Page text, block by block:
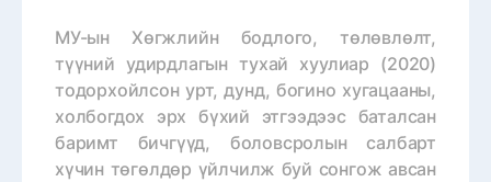
МУ-ын Хөгжлийн бодлого, төлөвлөлт,
түүний удирдлагын тухай хуулиар (2020)
тодорхойлсон урт, дунд, богино хугацааны,
холбогдох эрх бүхий этгээдээс баталсан
баримт бичгүүд, боловсролын салбарт
хүчин төгөлдөр үйлчилж буй сонгож авсан